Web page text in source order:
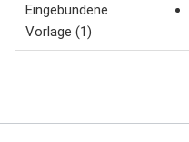
Eingebundene
Vorlage (1)